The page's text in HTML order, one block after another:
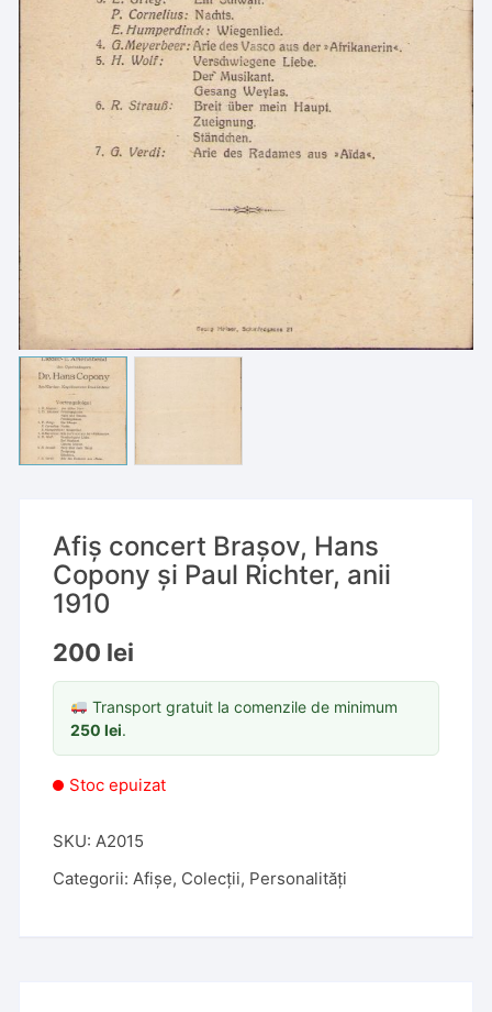
Afiș concert Brașov, Hans
Copony și Paul Richter, anii
1910
200 lei
Transport gratuit la comenzile de minimum
250lei.
Stoc epuizat
SKU:A2015
Categorii:Afișe, Colecții, Personalități